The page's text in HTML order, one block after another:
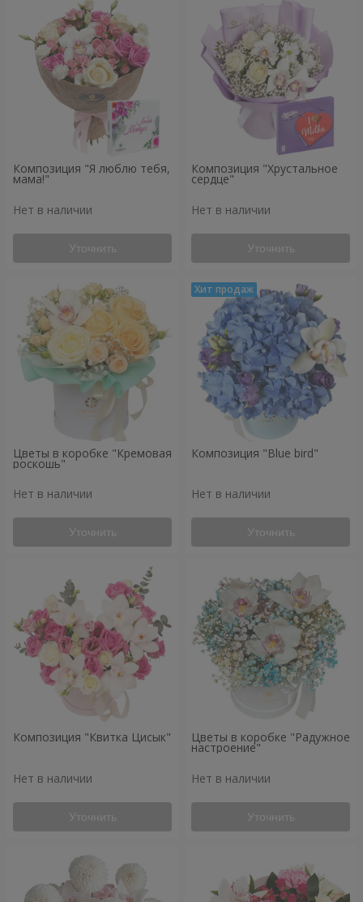
Композиция "Я люблю тебя,
мама!"
Нет в наличии
Уточнить
Композиция "Хрустальное
сердце"
Нет в наличии
Уточнить
Цветы в коробке "Кремовая
роскошь"
Нет в наличии
Уточнить
Композиция "Blue bird"
Нет в наличии
Уточнить
Композиция "Квитка Цисык"
Нет в наличии
Уточнить
Цветы в коробке "Радужное
настроение"
Нет в наличии
Уточнить